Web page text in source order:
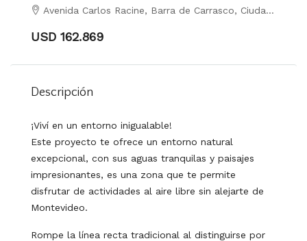
Avenida Carlos Racine, Barra de Carrasco, Ciudad de la Costa
USD 162.869
Descripción
¡Viví en un entorno inigualable!
Este proyecto te ofrece un entorno natural
excepcional, con sus aguas tranquilas y paisajes
impresionantes, es una zona que te permite
disfrutar de actividades al aire libre sin alejarte de
Montevideo.
Rompe la línea recta tradicional al distinguirse por